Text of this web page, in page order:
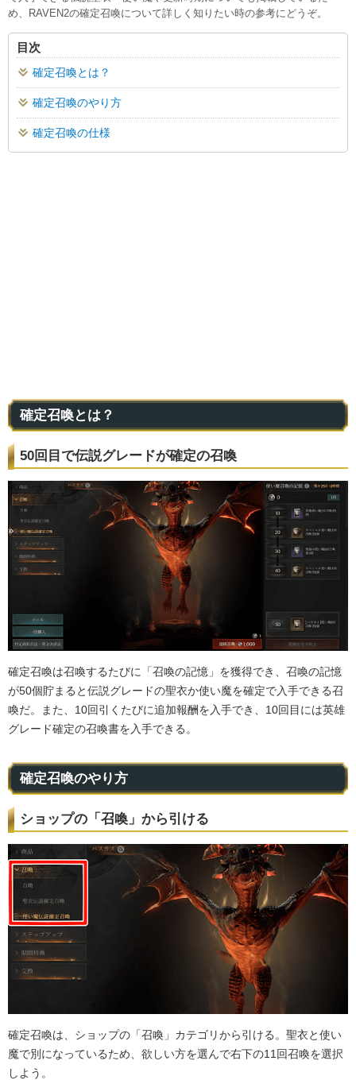
め、RAVEN2の確定召喚について詳しく知りたい時の参考にどうぞ。
目次
確定召喚とは？
確定召喚のやり方
確定召喚の仕様
確定召喚とは？
50回目で伝説グレードが確定の召喚
確定召喚は召喚するたびに「召喚の記憶」を獲得でき、召喚の記憶
が50個貯まると伝説グレードの聖衣か使い魔を確定で入手できる召
喚だ。また、10回引くたびに追加報酬を入手でき、10回目には英雄
グレード確定の召喚書を入手できる。
確定召喚のやり方
ショップの「召喚」から引ける
確定召喚は、ショップの「召喚」カテゴリから引ける。聖衣と使い
魔で別になっているため、欲しい方を選んで右下の11回召喚を選択
しよう。